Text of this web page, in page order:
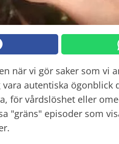
när vi gör saker som vi
vara autentiska ögonblick
för vårdslöshet eller
"gräns" episoder som